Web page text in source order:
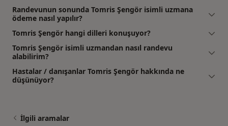
Randevunun sonunda Tomris Şengör isimli uzmana
ödeme nasıl yapılır?
Tomris Şengör hangi dilleri konuşuyor?
Tomris Şengör isimli uzmandan nasıl randevu
alabilirim?
Hastalar / danışanlar Tomris Şengör hakkında ne
düşünüyor?
İlgili aramalar